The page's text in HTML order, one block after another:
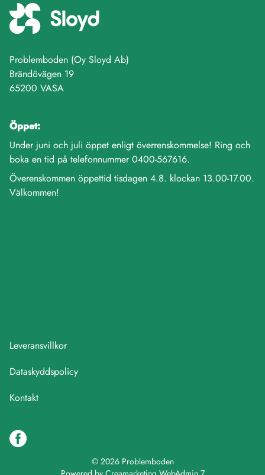
Problemboden (Oy Sloyd Ab)
Brändövägen 19
65200 VASA
Öppet:
Under juni och juli öppet enligt överrenskommelse! Ring och
boka en tid på telefonnummer 0400-567616.
Överenskommen öppettid tisdagen 4.8. klockan 13.00-17.00.
Välkommen!
Leveransvillkor
Dataskyddspolicy
Kontakt
© 2026 Problemboden